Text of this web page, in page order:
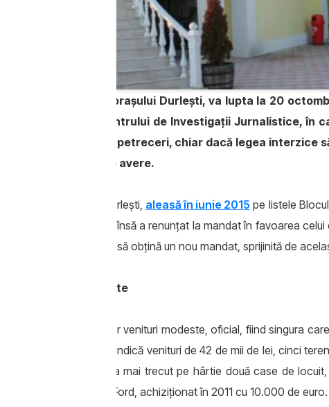
actualul primar al orașului Durlești, va lupta la 20
unei anchete a Centrului de Investigații Jurnalistice, în
mese de pomenire și petreceri, chiar dacă legea
în declarația sa de avere.
primarul orașului Durlești, aleasă în iunie 2015 pe listele
, însă a renunțat la mandat în favoarea
octombrie va încerca să obțină un nou mandat, sprijinită de
averi impresionante
indică pe parcursul anilor venituri modeste, oficial, fiind singura
, Eleonora Șaran indică venituri de 42 de mii de lei, cinci
de 1,6 hectare. Șaran a mai trecut pe hârtie două case de
ea a raportat un Ford, achiziționat în 2011 cu 10.000 de euro.